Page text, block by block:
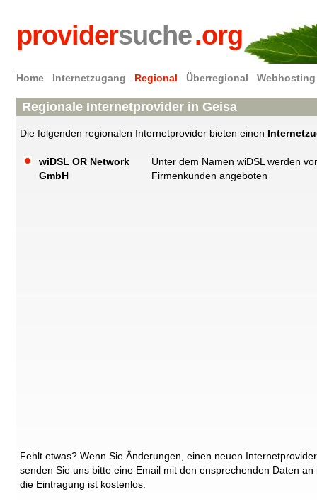
providersuche.org
Home Internetzugang Regional Überregional Webhosting
Regionale Internetprovider in Geisa
Die folgenden regionalen Internetprovider bieten einen
wiDSL OR Network
GmbH
Unter dem Namen wiDSL werden
Firmenkunden angeboten
Fehlt etwas? Wenn Sie Änderungen, einen neuen
senden Sie uns bitte eine Email mit den ensprechenden Daten an
die Eintragung ist kostenlos.